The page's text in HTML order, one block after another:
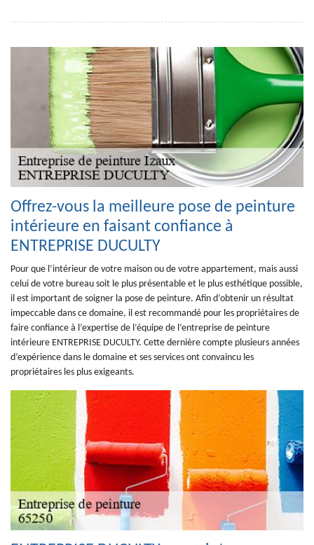
Offrez-vous la meilleure pose de peinture
intérieure en faisant confiance à
ENTREPRISE DUCULTY
Pour que l’intérieur de votre maison ou de votre appartement, mais aussi
celui de votre bureau soit le plus présentable et le plus esthétique possible,
il est important de soigner la pose de peinture. Afin d’obtenir un résultat
impeccable dans ce domaine, il est recommandé pour les propriétaires de
faire confiance à l’expertise de l’équipe de l’entreprise de peinture
intérieure ENTREPRISE DUCULTY. Cette dernière compte plusieurs années
d’expérience dans le domaine et ses services ont convaincu les
propriétaires les plus exigeants.